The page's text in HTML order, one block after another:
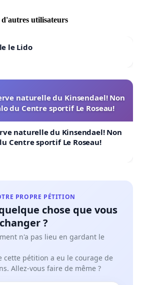
utilisateurs
le Lido
naturelle du Kinsendael! Non
du Centre sportif Le Roseau!
naturelle du Kinsendael! Non
Centre sportif Le Roseau!
PROPRE PÉTITION
chose que vous
?
n'a pas lieu en gardant le
cette pétition a eu le courage de
Allez-vous faire de même ?